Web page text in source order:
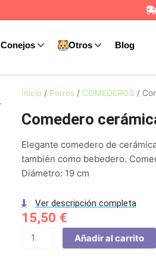
Conejos Otros Blog
Inicio / Perros / COMEDEROS /
Comedero
Elegante comedero de
también como bebedero.
Diámetro: 19 cm
Ver descripción completa
15,50 €
Comedero
Añadir al carrito